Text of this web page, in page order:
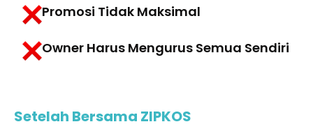
Promosi Tidak Maksimal
Owner Harus Mengurus Semua Sendiri
Setelah Bersama ZIPKOS